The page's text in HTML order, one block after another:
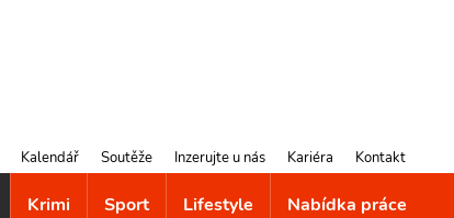
Kalendář Soutěže Inzerujte u nás Kariéra Kontakt
Krimi Sport Lifestyle Nabídka práce